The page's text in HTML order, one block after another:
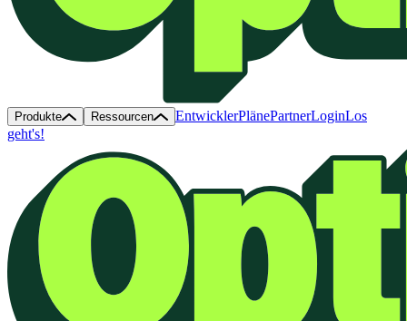
Produkte Ressourcen EntwicklerPlänePartnerLoginLos
geht's!